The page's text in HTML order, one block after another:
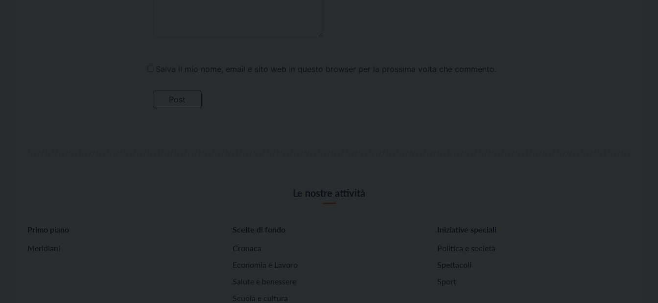
Salva il mio nome, email e sito web in questo browser per la prossima volta che commento.
Le nostre attività
Primo piano
Meridiani
Scelte di fondo
Cronaca
Economia e Lavoro
Salute e benessere
Scuola e cultura
Iniziative speciali
Politica e società
Spettacoli
Sport